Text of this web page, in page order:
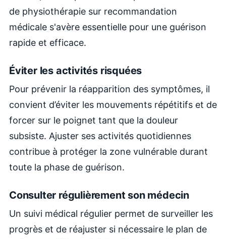
de physiothérapie sur recommandation
médicale s'avère essentielle pour une guérison
rapide et efficace.
Éviter les activités risquées
Pour prévenir la réapparition des symptômes, il
convient d’éviter les mouvements répétitifs et de
forcer sur le poignet tant que la douleur
subsiste. Ajuster ses activités quotidiennes
contribue à protéger la zone vulnérable durant
toute la phase de guérison.
Consulter régulièrement son médecin
Un suivi médical régulier permet de surveiller les
progrès et de réajuster si nécessaire le plan de